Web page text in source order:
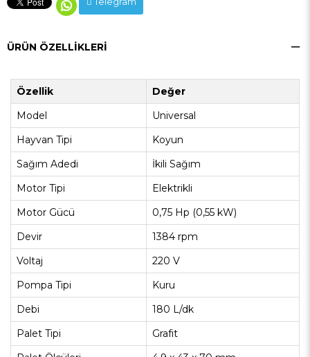
ÜRÜN ÖZELLIKLERI
Özellik
Değer
Model
Universal
Hayvan Tipi
Koyun
Sağım Adedi
İkili Sağım
Motor Tipi
Elektrikli
Motor Gücü
0,75 Hp (0,55 kW)
Devir
1384 rpm
Voltaj
220 V
Pompa Tipi
Kuru
Debi
180 L/dk
Palet Tipi
Grafit